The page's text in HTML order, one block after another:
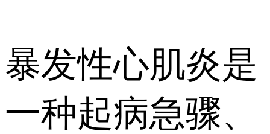
暴发性心肌炎是
一种起病急骤、